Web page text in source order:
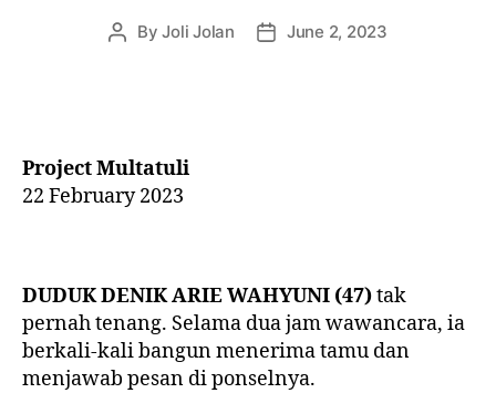
ByJoli Jolan June 2, 2023
Project Multatuli
22 February 2023
DUDUK DENIK ARIE WAHYUNI (47)tak
pernah tenang. Selama dua jam wawancara, ia
berkali-kali bangun menerima tamu dan
menjawab pesan di ponselnya.